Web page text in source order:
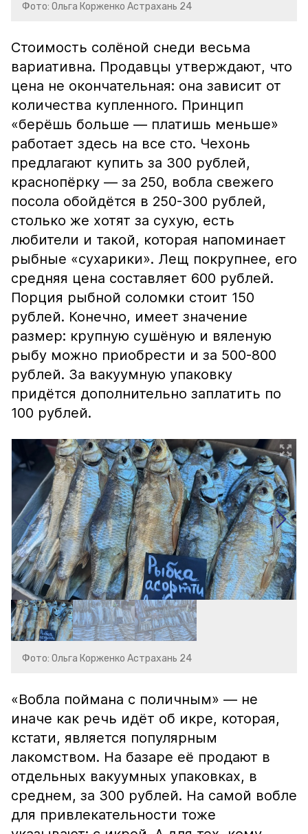
Фото: Ольга Корженко Астрахань 24
Стоимость солёной снеди весьма
вариативна. Продавцы утверждают, что
цена не окончательная: она зависит от
количества купленного. Принцип
«берёшь больше — платишь меньше»
работает здесь на все сто. Чехонь
предлагают купить за 300 рублей,
краснопёрку — за 250, вобла свежего
посола обойдётся в 250-300 рублей,
столько же хотят за сухую, есть
любители и такой, которая напоминает
рыбные «сухарики». Лещ покрупнее, его
средняя цена составляет 600 рублей.
Порция рыбной соломки стоит 150
рублей. Конечно, имеет значение
размер: крупную сушёную и вяленую
рыбу можно приобрести и за 500-800
рублей. За вакуумную упаковку
придётся дополнительно заплатить по
100 рублей.
Фото: Ольга Корженко Астрахань 24
«Вобла поймана с поличным» — не
иначе как речь идёт об икре, которая,
кстати, является популярным
лакомством. На базаре её продают в
отдельных вакуумных упаковках, в
среднем, за 300 рублей. На самой вобле
для привлекательности тоже